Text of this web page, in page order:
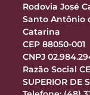
Rodovia José
Santo Antônio
Catarina
CEP 88050-001
CNPJ
Razão Social
SUPERIOR DE